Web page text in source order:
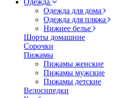
Одежда
Одежда для дома
Одежда для пляжа
Нижнее белье
Шорты домашние
Сорочки
Пижамы
Пижамы женские
Пижамы мужские
Пижамы детские
Велосипедки